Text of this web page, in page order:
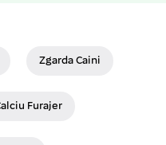
Zgarda Caini
Furajer